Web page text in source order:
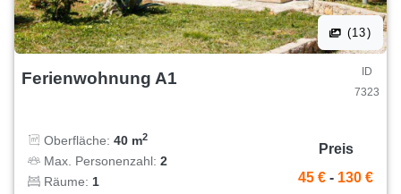
(13)
Ferienwohnung A1
ID
7323
Oberfläche: 40 m2
Max. Personenzahl: 2
Räume: 1
Preis
45 € - 130 €